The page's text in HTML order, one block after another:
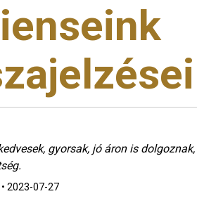
gyorsak, jó áron is
•2023-07-27